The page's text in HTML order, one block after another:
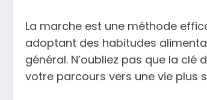
La marche est une méthode
adoptant des habitudes
général. N’oubliez pas que la
votre parcours vers une vie plus